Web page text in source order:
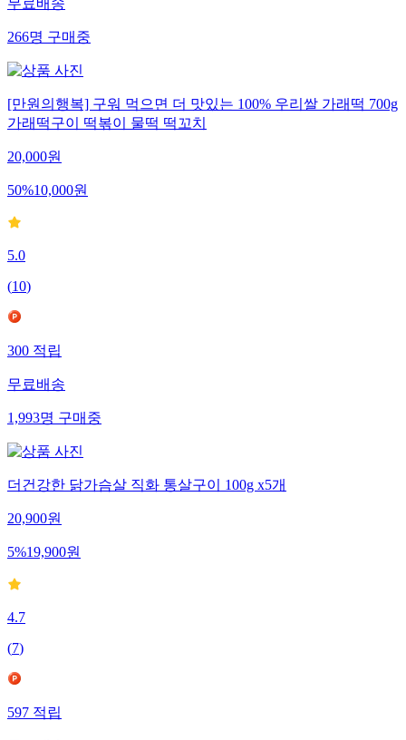
무료배송
266명구매중
[만원의행복] 구워 먹으면 더 맛있는 100% 우리쌀 가래떡 700g
가래떡구이 떡볶이 물떡 떡꼬치
20,000원
50%10,000원
5.0
(10)
300적립
무료배송
1,993명구매중
더건강한 닭가슴살 직화 통살구이 100g x5개
20,900원
5%19,900원
4.7
(7)
597적립